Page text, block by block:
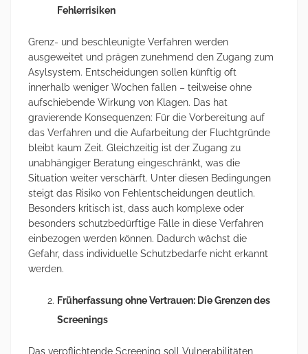
Fehlerrisiken
Grenz- und beschleunigte Verfahren werden
ausgeweitet und prägen zunehmend den Zugang zum
Asylsystem. Entscheidungen sollen künftig oft
innerhalb weniger Wochen fallen – teilweise ohne
aufschiebende Wirkung von Klagen. Das hat
gravierende Konsequenzen: Für die Vorbereitung auf
das Verfahren und die Aufarbeitung der Fluchtgründe
bleibt kaum Zeit. Gleichzeitig ist der Zugang zu
unabhängiger Beratung eingeschränkt, was die
Situation weiter verschärft. Unter diesen Bedingungen
steigt das Risiko von Fehlentscheidungen deutlich.
Besonders kritisch ist, dass auch komplexe oder
besonders schutzbedürftige Fälle in diese Verfahren
einbezogen werden können. Dadurch wächst die
Gefahr, dass individuelle Schutzbedarfe nicht erkannt
werden.
Früherfassung ohne Vertrauen: Die Grenzen des
Screenings
Das verpflichtende Screening soll Vulnerabilitäten